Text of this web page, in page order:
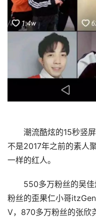
潮流酷炫的15秒竖屏
不是2017年之前的素人
一样的红人。
550多万粉丝的吴佳
粉丝的歪果仁小哥
V，870多万粉丝的张欣